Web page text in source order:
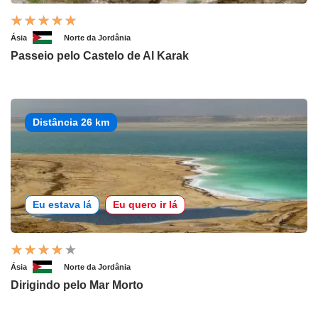
Ásia Norte da Jordânia
Passeio pelo Castelo de Al Karak
Distância 26 km
Eu estava lá Eu quero ir lá
Ásia Norte da Jordânia
Dirigindo pelo Mar Morto